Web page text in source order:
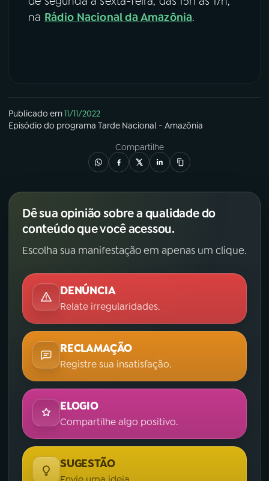
na Rádio Nacional da Amazônia.
Publicado em11/11/2022
Episódio do programa Tarde Nacional - Amazônia
Compartilhe
Dê sua opinião sobre a qualidade do
conteúdo que você acessou.
Escolha sua manifestação em apenas um clique.
DENÚNCIA
Relate irregularidades.
RECLAMAÇÃO
Registre sua insatisfação.
ELOGIO
Compartilhe algo positivo.
SUGESTÃO